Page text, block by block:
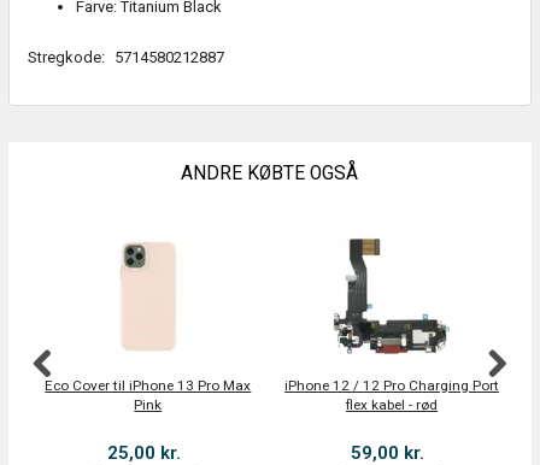
Farve: Titanium Black
Stregkode: 5714580212887
ANDRE KØBTE OGSÅ
Eco Cover til iPhone 13 Pro Max
Pink
25,00 kr.
iPhone 12 / 12 Pro Charging Port
flex kabel - rød
59,00 kr.